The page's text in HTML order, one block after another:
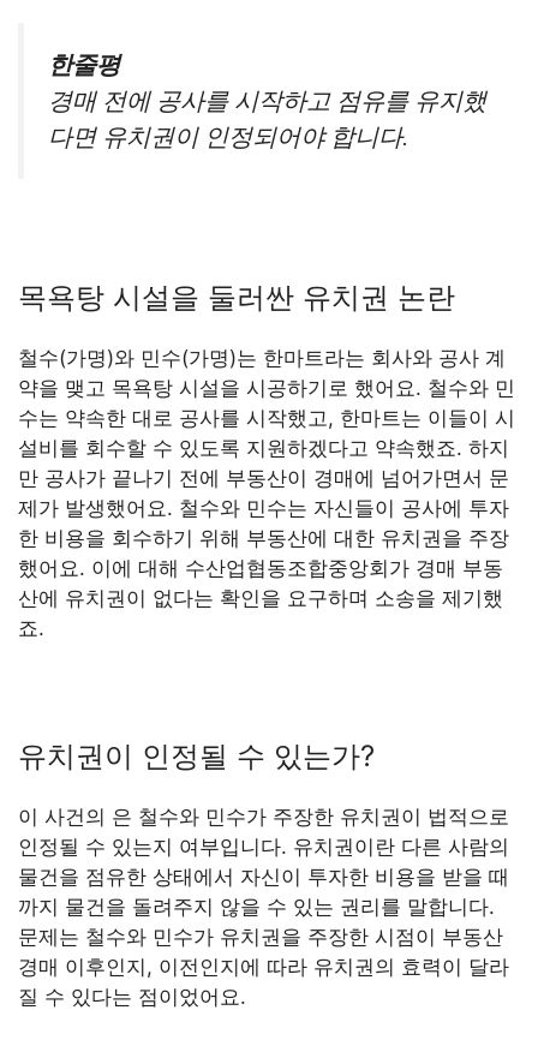
한줄평
경매 전에 공사를 시작하고 점유를 유지했
다면 유치권이 인정되어야 합니다.
목욕탕 시설을 둘러싼 유치권 논란
철수(가명)와 민수(가명)는 한마트라는 회사와 공사 계
약을 맺고 목욕탕 시설을 시공하기로 했어요. 철수와 민
수는 약속한 대로 공사를 시작했고, 한마트는 이들이 시
설비를 회수할 수 있도록 지원하겠다고 약속했죠. 하지
만 공사가 끝나기 전에 부동산이 경매에 넘어가면서 문
제가 발생했어요. 철수와 민수는 자신들이 공사에 투자
한 비용을 회수하기 위해 부동산에 대한 유치권을 주장
했어요. 이에 대해 수산업협동조합중앙회가 경매 부동
산에 유치권이 없다는 확인을 요구하며 소송을 제기했
죠.
유치권이 인정될 수 있는가?
이 사건의 은 철수와 민수가 주장한 유치권이 법적으로
인정될 수 있는지 여부입니다. 유치권이란 다른 사람의
물건을 점유한 상태에서 자신이 투자한 비용을 받을 때
까지 물건을 돌려주지 않을 수 있는 권리를 말합니다.
문제는 철수와 민수가 유치권을 주장한 시점이 부동산
경매 이후인지, 이전인지에 따라 유치권의 효력이 달라
질 수 있다는 점이었어요.